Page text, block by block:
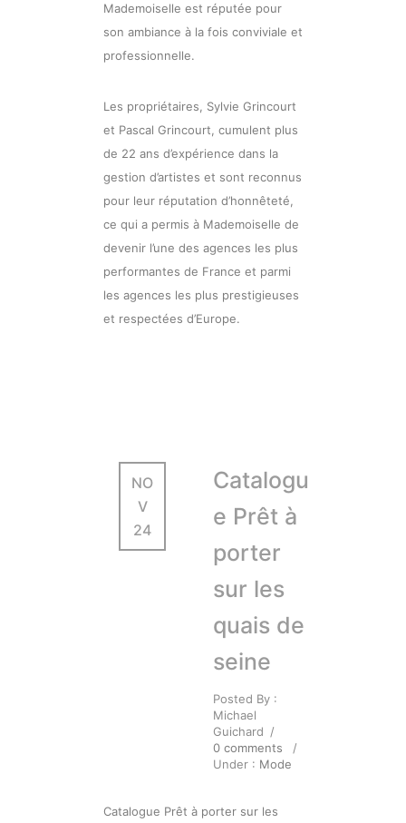
Mademoiselle est réputée pour
son ambiance à la fois conviviale et
professionnelle.
Les propriétaires, Sylvie Grincourt
et Pascal Grincourt, cumulent plus
de 22 ans d’expérience dans la
gestion d’artistes et sont reconnus
pour leur réputation d’honnêteté,
ce qui a permis à Mademoiselle de
devenir l’une des agences les plus
performantes de France et parmi
les agences les plus prestigieuses
et respectées d’Europe.
NO
V
24
Catalogu
e Prêt à
porter
sur les
quais de
seine
Posted By :
Michael
Guichard /
0 comments
/
Under : Mode
Catalogue Prêt à porter sur les